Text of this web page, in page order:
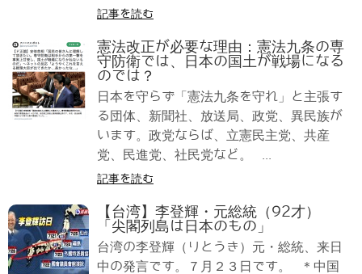
記事を読む
憲法改正が必要な理由：憲法九条の専
守防衛では、日本の国土が戦場になる
のでは？
日本を守らず「憲法九条を守れ」と主張す
る団体、新聞社、放送局、政党、異民族が
います。政党ならば、立憲民主党、共産
党、民進党、社民党など。 ...
記事を読む
【台湾】李登輝・元総統（92才）
「尖閣列島は日本のもの」
台湾の李登輝（りとうき）元・総統、来日
中の発言です。７月２３日です。 ＊中国